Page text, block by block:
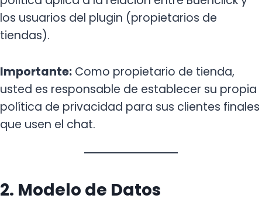
los usuarios del plugin (propietarios de
tiendas).
Importante: Como propietario de tienda,
usted es responsable de establecer su propia
política de privacidad para sus clientes finales
que usen el chat.
2. Modelo de Datos